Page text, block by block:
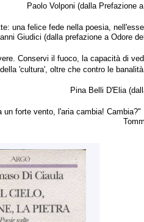
Paolo Volponi (dalla Prefazione
una felice fede nella poesia,
Giudici (dalla prefazione a Odore
Conservi il fuoco, la capacità di
'cultura', oltre che contro le
Pina Belli D'Elia
forte vento, l'aria cambia! Cambia?"